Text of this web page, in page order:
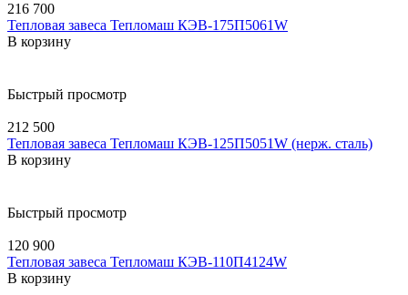
216 700
Тепловая завеса Тепломаш КЭВ-175П5061W
В корзину
Быстрый просмотр
212 500
Тепловая завеса Тепломаш КЭВ-125П5051W (нерж. сталь)
В корзину
Быстрый просмотр
120 900
Тепловая завеса Тепломаш КЭВ-110П4124W
В корзину